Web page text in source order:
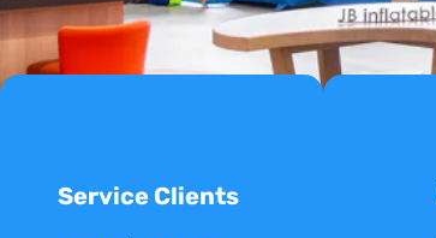
Service Clients